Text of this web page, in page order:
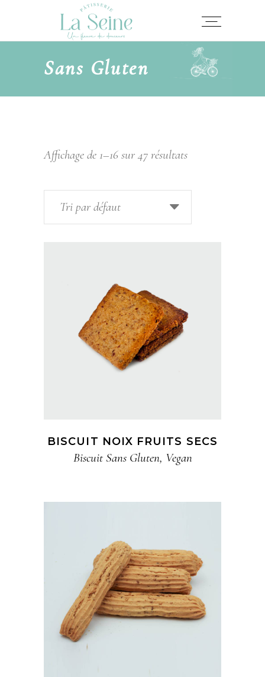
Sans Gluten​
Affichage de 1–16 sur 47 résultats
Tri par défaut
BISCUIT NOIX FRUITS SECS
Biscuit​ Sans Gluten, Vegan